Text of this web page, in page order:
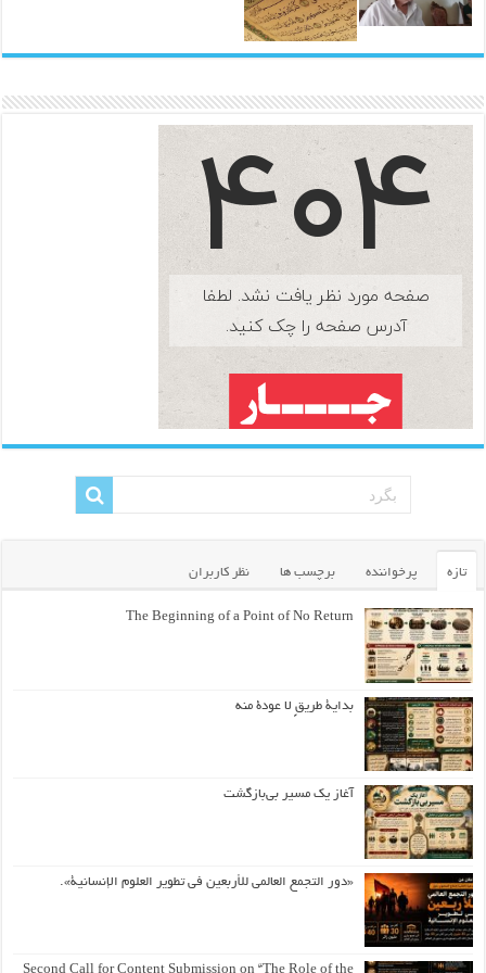
تازه پرخواننده برچسب ها نظر کاربران
The Beginning of a Point of No Return
بداية طريقٍ لا عودة منه
آغاز یک مسیر بی‌بازگشت
«دور التجمع العالمي للأربعين في تطوير العلوم الإنسانية».